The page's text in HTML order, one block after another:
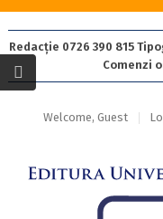
Redacție 0726 390 815
Comenzi
Welcome, Guest